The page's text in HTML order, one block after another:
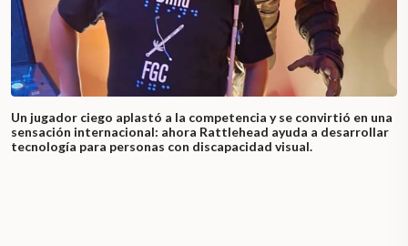
Un jugador ciego aplastó a la competencia y se convirtió en una
sensación internacional: ahora Rattlehead ayuda a desarrollar
tecnología para personas con discapacidad visual.